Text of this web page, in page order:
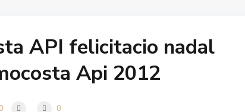
API felicitacio nadal
Api 2012
0